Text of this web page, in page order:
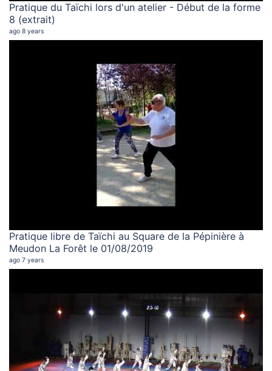
Pratique du Taïchi lors d'un atelier - Début de la forme
8 (extrait)
ago 8 years
Pratique libre de Taïchi au Square de la Pépinière à
Meudon La Forêt le 01/08/2019
ago 7 years